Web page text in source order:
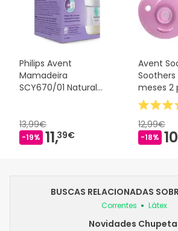
Philips Avent
Mamadeira
SCY670/01 Natural
13,99€
-19% 11,39€
Avent
meses 2
12,99€
-18%
BUSCAS RELACIONADAS
Correntes Látex
Novidades